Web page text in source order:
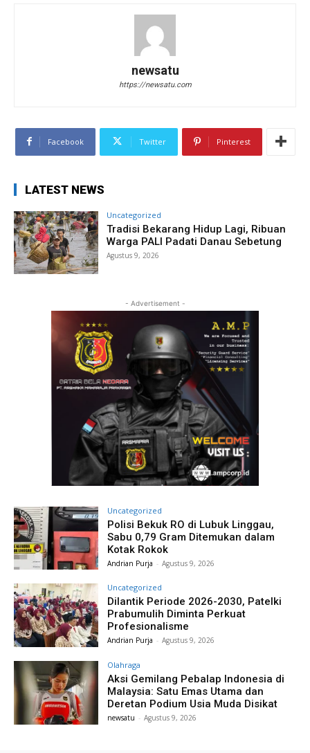
newsatu
https://newsatu.com
Facebook Twitter Pinterest
LATEST NEWS
Uncategorized
Tradisi Bekarang Hidup Lagi, Ribuan
Warga PALI Padati Danau Sebetung
Agustus 9, 2026
- Advertisement -
Uncategorized
Polisi Bekuk RO di Lubuk Linggau,
Sabu 0,79 Gram Ditemukan dalam
Kotak Rokok
Andrian Purja - Agustus 9, 2026
Uncategorized
Dilantik Periode 2026-2030, Patelki
Prabumulih Diminta Perkuat
Profesionalisme
Andrian Purja - Agustus 9, 2026
Olahraga
Aksi Gemilang Pebalap Indonesia di
Malaysia: Satu Emas Utama dan
Deretan Podium Usia Muda Disikat
newsatu - Agustus 9, 2026